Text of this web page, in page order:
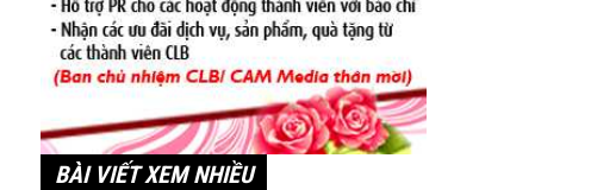
BÀI VIẾT XEM NHIỀU